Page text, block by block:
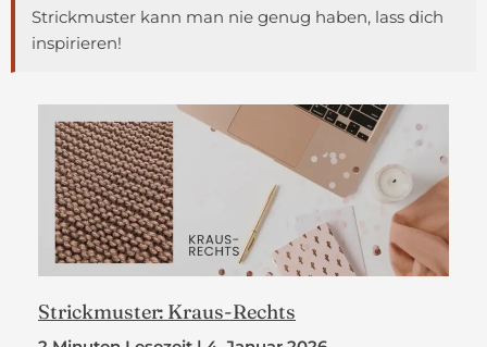
Strickmuster kann man nie genug haben, lass dich
inspirieren!
Strickmuster: Kraus-Rechts